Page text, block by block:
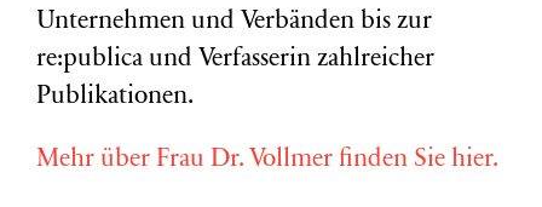
Unternehmen und Verbänden bis zur
re:publica und Verfasserin zahlreicher
Publikationen.
Mehr über Frau Dr. Vollmer finden Sie hier.